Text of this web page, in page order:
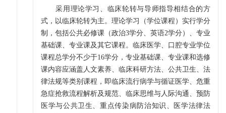
采用理论学习、临床轮转与导师指导相结合的方
式，以临床轮转为主。理论学习（学位课程）实行学分
制，包括公共必修课（政治3学分、英语2学分）、专业
基础课、专业课及其它课程。临床医学、口腔专业学位
课程总学分不少于16学分，专业基础课、专业课和选修
课内容应涵盖人文素养、临床科研方法、公共卫生、法
律法规等类别课程，即临床流行病学与循证医学、危重
急症抢救流程解析及规范、临床思维与人际沟通、预防
医学与公共卫生、重点传染病防治知识、医学法律法